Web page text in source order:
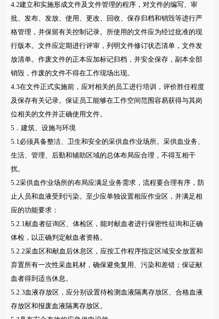
4.2建立和实施形成文件及文件管理的程序，对文件的编写、审
批、发布、发放、使用、更改、回收、保存归档和销毁等进行严
格管理，并保留有关控制记录。所使用的文件应为经过批准的现
行版本。文件应定期进行评审，列明文件修订状态清单，文件发
放清单。作废文件的正本应加标记归档，并安全保存，副本全部
销毁，作废的文件不得在工作现场出现。
4.3在文件正式实施前，应对相关的员工进行培训，评价胜任程度
及保存有关记录。保证员工能够在工作空间范围容易获得与其岗
位相关的文件并正确使用文件。
5．建筑、设施与环境
5.1必须具备整洁、卫生和安全的采供血作业场所。采供血业务、
生活、管理、后勤和辅助区域的总体布局应合理，不得互相干
扰。
5.2采供血作业场所的布局应满足业务需求，流程要合理有序，防
止人员和血液受到污染。至少应单独设置相应作业区，并满足相
应的功能要求：
5.2.1献血者征询区、体检区，能对献血者进行保密性征询和正确
体检，以正确判定献血者资格。
5.2.2采血区和献血后休息区，应按工作程序指定区域安全放置和
弃置所有一次性采血耗材，确保避免复用、污染和差错；保证献
血者得到适当休息。
5.2.3血液存放区，应分别设置待检测血液隔离存放区、合格血液
存放区和报废血液隔离存放区。